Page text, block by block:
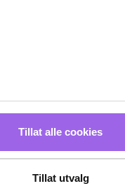
Tillat alle cookies
Tillat utvalg